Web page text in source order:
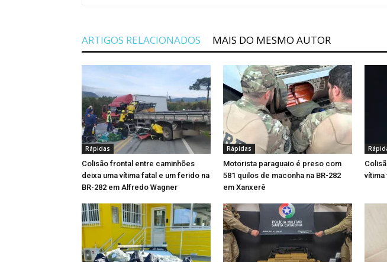
ARTIGOS RELACIONADOS MAIS DO MESMO AUTOR
Rápidas
Colisão frontal entre caminhões
deixa uma vítima fatal e um ferido na
BR-282 em Alfredo Wagner
Rápidas
Motorista paraguaio é preso com
581 quilos de maconha na BR-282
em Xanxerê
vítima